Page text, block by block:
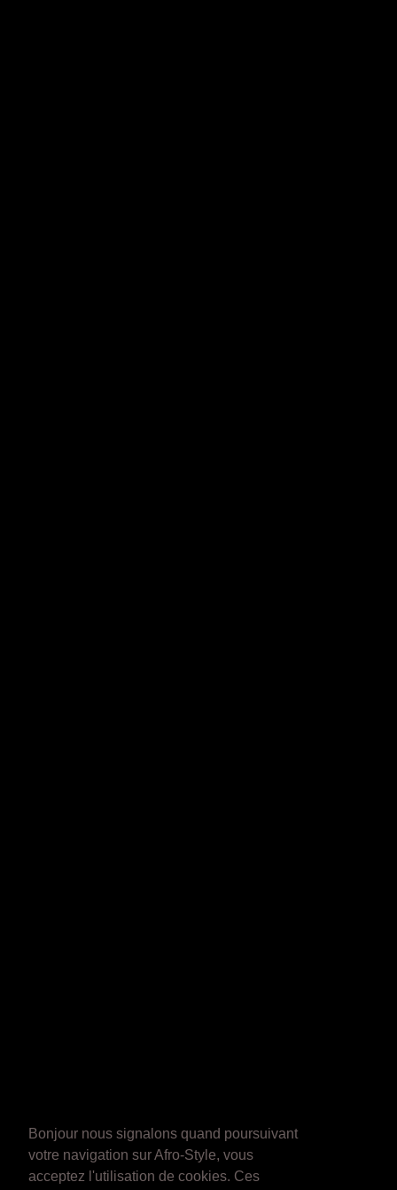
Bonjour nous signalons quand poursuivant
votre navigation sur Afro-Style, vous
acceptez l'utilisation de cookies. Ces